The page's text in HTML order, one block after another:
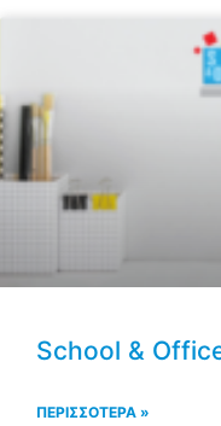
School &
ΠΕΡΙΣΣΟΤΕΡΑ »